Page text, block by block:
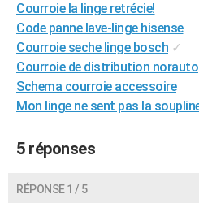
Alimentation
Guide de la santé
Maladies
Médicaments
Sommeil
VOYAGE
PHOTO
GUIDES D'ACHAT
CARTE DE VOEUX
Carte de Noël
Carte Bonne année
Carte Saint-Valentin
Carte Pâques
Carte d'anniversaire
DICTIONNAIRE
Courroie la linge retrécie!
Code panne lave-linge hisense
Courroie seche linge bosch ✓
Courroie de distribution norauto
Schema courroie accessoire
Mon linge ne sent pas la
5 réponses
RÉPONSE 1 / 5